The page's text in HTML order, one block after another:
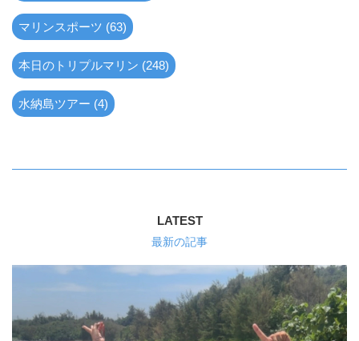
マリンスポーツ (63)
本日のトリプルマリン (248)
水納島ツアー (4)
LATEST
最新の記事